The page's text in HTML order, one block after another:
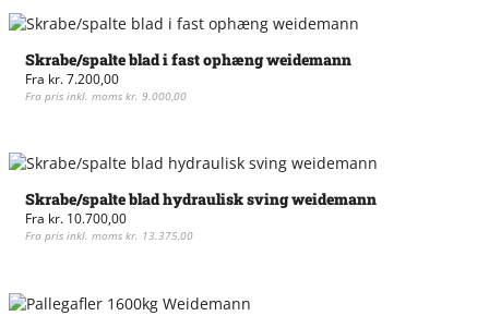
varesiden
har
varianter.
Mulighederne
kan
varesiden
Skrabe/spalte blad i fast ophæng weidemann
Fra kr.7.200,00
Fra pris inkl. moms kr. 9.000,00
har
varianter.
Mulighederne
kan
varesiden
Skrabe/spalte blad hydraulisk sving weidemann
Fra kr. 10.700,00
Fra pris inkl. moms kr. 13.375,00
har